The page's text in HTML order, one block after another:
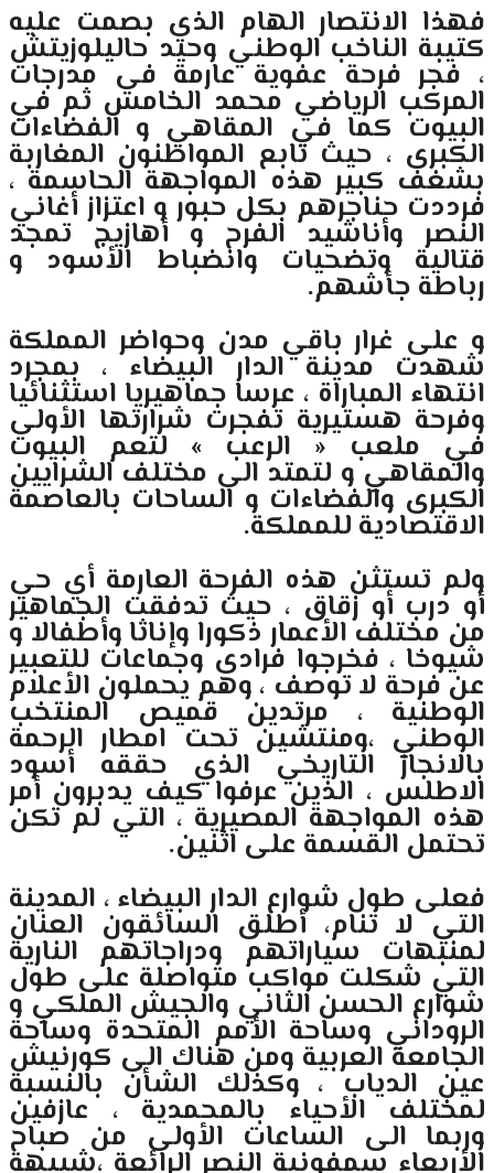
فهذا الانتصار الهام الذي بصمت عليه
كتيبة الناخب الوطني وحيد حاليلوزيتش
، فجر فرحة عفوية عارمة في مدرجات
المركب الرياضي محمد الخامس ثم في
البيوت كما في المقاهي و الفضاءات
الكبرى ، حيث تابع المواطنون المغاربة
بشغف كبير هذه المواجهة الحاسمة ،
فرددت حناجرهم بكل حبور و اعتزاز أغاني
النصر وأناشيد الفرح و أهازيج تمجد
قتالية وتضحيات وانضباط الأسود و
رباطة جأشهم.
و على غرار باقي مدن وحواضر المملكة
شهدت مدينة الدار البيضاء ، بمجرد
انتهاء المباراة ، عرسا جماهيريا استثنائيا
وفرحة هستيرية تفجرت شرارتها الأولى
في ملعب « الرعب » لتعم البيوت
والمقاهي و لتمتد الى مختلف الشرايين
الكبرى والفضاءات و الساحات بالعاصمة
الاقتصادية للمملكة.
ولم تستثن هذه الفرحة العارمة أي حي
أو درب أو زقاق ، حيث تدفقت الجماهير
من مختلف الأعمار ذكورا وإناثا وأطفالا و
شيوخا ، فخرجوا فرادى وجماعات للتعبير
عن فرحة لا توصف ، وهم يحملون الأعلام
الوطنية ، مرتدين قميص المنتخب
الوطني ،ومنتشين تحت امطار الرحمة
بالانجاز التاريخي الذي حققه أسود
الاطلس ، الذين عرفوا كيف يدبرون أمر
هذه المواجهة المصيرية ، التي لم تكن
تحتمل القسمة على اثنين.
فعلى طول شوارع الدار البيضاء ، المدينة
التي لا تنام، أطلق السائقون العنان
لمنبهات سياراتهم ودراجاتهم النارية
التي شكلت مواكب متواصلة على طول
شوارع الحسن الثاني والجيش الملكي و
الروداني وساحة الأمم المتحدة وساحة
الجامعة العربية ومن هناك الى كورنيش
عين الدياب ، وكذلك الشأن بالنسبة
لمختلف الأحياء بالمحمدية ، عازفين
وربما الى الساعات الأولى من صباح